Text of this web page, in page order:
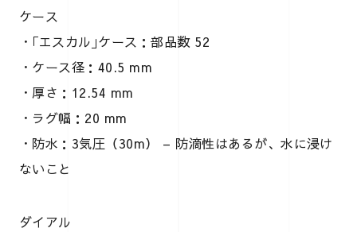
ケース
・｢エスカル｣ケース：部品数 52
・ケース径：40.5 mm
・厚さ：12.54 mm
・ラグ幅：20 mm
・防水：3気圧（30m） – 防滴性はあるが、水に浸け
ないこと
ダイアル